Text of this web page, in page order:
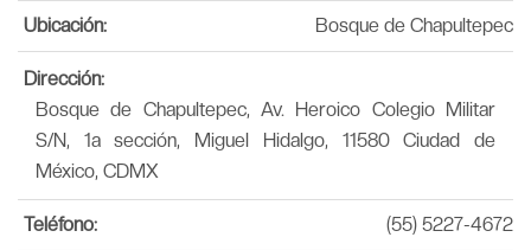
Ubicación: Bosque de Chapultepec
Dirección:
Bosque de Chapultepec, Av. Heroico Colegio Militar
S/N, 1a sección, Miguel Hidalgo, 11580 Ciudad de
México, CDMX
Teléfono: (55) 5227-4672